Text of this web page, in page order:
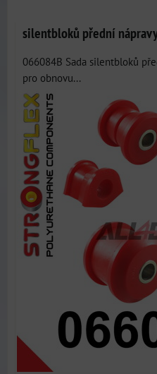
silentbloků přední
066084B Sada silentbloků
pro obnovu...